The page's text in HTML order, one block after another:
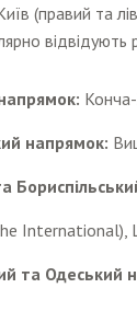
(правий та
відвідують
напрямок:
International),
та Одеський